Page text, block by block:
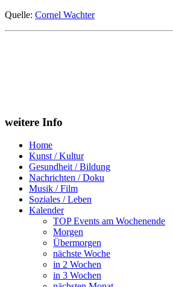
Quelle: Cornel Wachter
weitere Info
Home
Kunst / Kultur
Gesundheit / Bildung
Nachrichten / Doku
Musik / Film
Soziales / Leben
Kalender
TOP Events am Wochenende
Morgen
Übermorgen
nächste Woche
in 2 Wochen
in 3 Wochen